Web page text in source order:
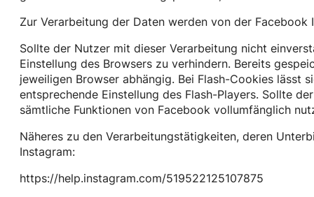
Zur Verarbeitung der Daten werden von der
Sollte der Nutzer mit dieser Verarbeitung nicht
Einstellung des Browsers zu verhindern. Bereits
jeweiligen Browser abhängig. Bei Flash-Cookies lässt
entsprechende Einstellung des Flash-Players. Sollte
sämtliche Funktionen von Facebook vollumfänglich
Näheres zu den Verarbeitungstätigkeiten, deren
Instagram:
https://help.instagram.com/519522125107875